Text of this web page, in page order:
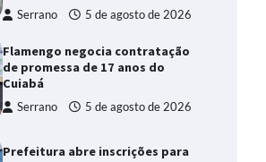
Serrano 5 de agosto de 2026
Flamengo negocia contratação
de promessa de 17 anos do
Cuiabá
Serrano 5 de agosto de 2026
Prefeitura abre inscrições para